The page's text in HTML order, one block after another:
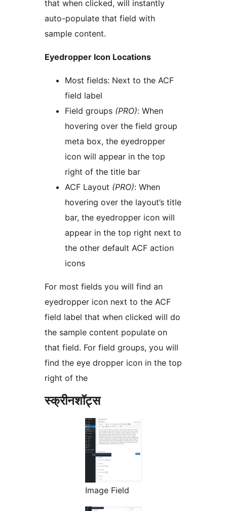
that when clicked, will instantly
auto-populate that field with
sample content.
Eyedropper Icon Locations
Most fields: Next to the ACF
field label
Field groups (PRO): When
hovering over the field group
meta box, the eyedropper
icon will appear in the top
right of the title bar
ACF Layout (PRO): When
hovering over the layout’s title
bar, the eyedropper icon will
appear in the top right next to
the other default ACF action
icons
For most fields you will find an
eyedropper icon next to the ACF
field label that when clicked will do
the sample content populate on
that field. For field groups, you will
find the eye dropper icon in the top
right of the
स्क्रीनशॉट्स
Image Field